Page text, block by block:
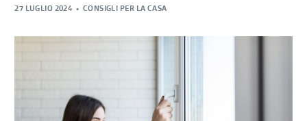
27 LUGLIO 2024 CONSIGLI PER LA CASA